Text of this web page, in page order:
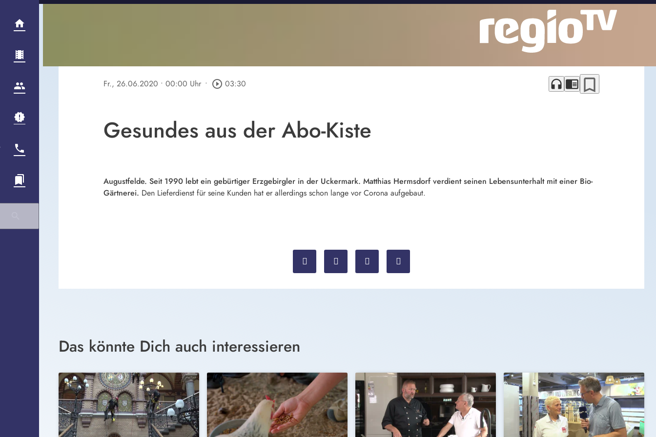
Fr., 26.06.2020 • 00:00 Uhr • play_circle_outline 03:30 headphones chrome_reader_mode bookmark_border
Gesundes aus der Abo-Kiste
Augustfelde. Seit 1990 lebt ein gebürtiger Erzgebirgler in der Uckermark. Matthias Hermsdorf verdient seinen Lebensunterhalt mit einer Bio-
Gärtnerei. Den Lieferdienst für seine Kunden hat er allerdings schon lange vor Corona aufgebaut.
Das könnte Dich auch interessieren